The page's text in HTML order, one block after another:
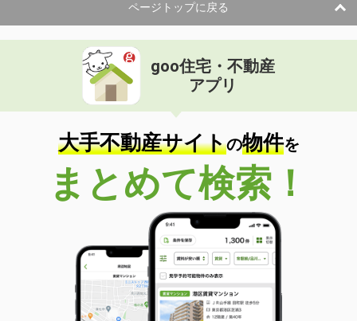
ページトップに戻る
goo住宅・不動産
アプリ
大手不動産サイトの物件を
まとめて検索！